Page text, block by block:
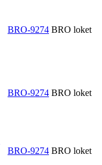
BRO-9274 BRO loket
BRO-9274 BRO loket
BRO-9274 BRO loket